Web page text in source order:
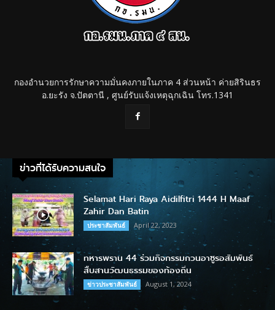
กองอำนวยการรักษาความมั่นคงภายในภาค 4 ส่วนหน้า ค่ายสิรินธร
อ.ยะรัง จ.ปัตตานี , ศูนย์รับแจ้งเหตุฉุกเฉิน โทร.1341
ข่าวที่ได้รับความสนใจ
Selamat Hari Raya Aidilfitri 1444 H Maaf
Zahir Dan Batin
ประชาสัมพันธ์ April 22, 2023
ทหารพราน 44 ร่วมกิจกรรมกวนอาซูรอสัมพันธ์
สืบสานวัฒนธรรมของท้องถิ่น
ข่าวประชาสัมพันธ์ August 1, 2024